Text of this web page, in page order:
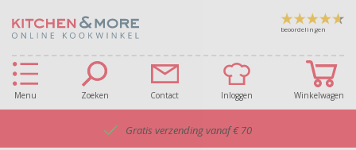
beoordelingen
Menu Zoeken Contact Inloggen Winkelwagen
Gratis verzending vanaf € 70